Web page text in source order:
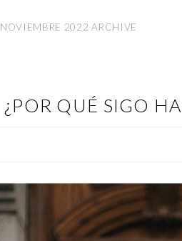
NOVIEMBRE 2022 ARCHIVE
¿POR QUÉ SIGO